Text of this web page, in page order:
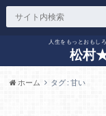
人生をもっとおもし
松村
ホーム タグ : 甘い